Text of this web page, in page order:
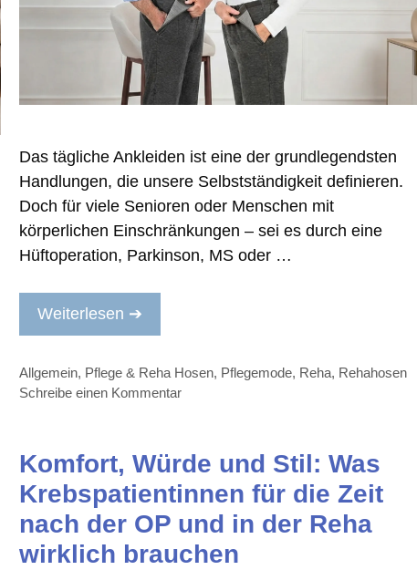
Das tägliche Ankleiden ist eine der grundlegendsten
Handlungen, die unsere Selbstständigkeit definieren.
Doch für viele Senioren oder Menschen mit
körperlichen Einschränkungen – sei es durch eine
Hüftoperation, Parkinson, MS oder …
Weiterlesen ➔
Kategorien
Allgemein, Pflege & Reha Hosen, Pflegemode, Reha, Rehahosen
Schreibe einen Kommentar
Komfort, Würde und Stil: Was
Krebspatientinnen für die Zeit
nach der OP und in der Reha
wirklich brauchen